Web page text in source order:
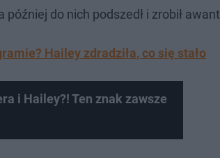
do nich podszedł i zrobił
Hailey zdradziła, co się stało
i Hailey?! Ten znak zawsze